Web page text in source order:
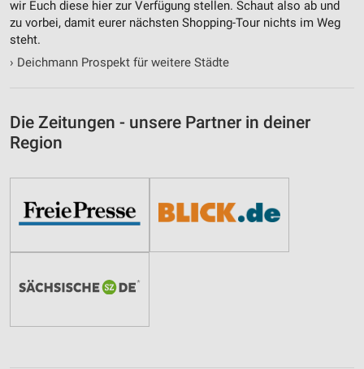
wir Euch diese hier zur Verfügung stellen. Schaut also ab und
zu vorbei, damit eurer nächsten Shopping-Tour nichts im Weg
steht.
› Deichmann Prospekt für weitere Städte
Die Zeitungen - unsere Partner in deiner
Region
Messung der Werbeleistung
Messung der Performance von Inhalten
Analyse von Zielgruppen durch Statistiken oder
Entwicklung und Verbesserung der Angebote
Inhalten
IAB-Besonderheiten:
Informationen identifizieren
Notwendig